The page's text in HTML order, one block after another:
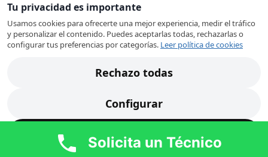
Nuestros técnicos en Alcantarilla revisan su
campana extractora Beko localizando
rápidamente la avería. Ante alguno de estos
campanas extractoras Beko en Alcantarilla
revisará cada uno de los componentes de su
campana extractora para proceder a su
Tu privacidad es importante
Usamos cookies para ofrecerte una mejor experiencia, medir el tráfico
y personalizar el contenido. Puedes aceptarlas todas, rechazarlas o
configurar tus preferencias por categorías. Leer política de cookies
Rechazo todas
Configurar
Acepto todas
Solicita un Técnico